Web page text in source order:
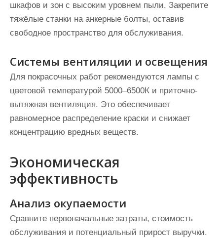
шкафов и зон с высоким уровнем пыли. Закрепите
тяжёлые станки на анкерные болты, оставив
свободное пространство для обслуживания.
Системы вентиляции и освещения
Для покрасочных работ рекомендуются лампы с
цветовой температурой 5000–6500К и приточно-
вытяжная вентиляция. Это обеспечивает
равномерное распределение краски и снижает
концентрацию вредных веществ.
Экономическая
эффективность
Анализ окупаемости
Сравните первоначальные затраты, стоимость
обслуживания и потенциальный прирост выручки.